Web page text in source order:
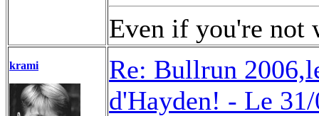
Even if you're not
krami
Re: Bullrun
d'Hayden! - Le